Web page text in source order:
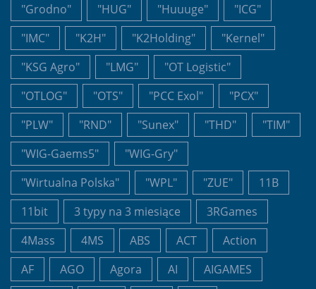
"Grodno"
"HUG" "Huuuge"
"ICG"
"IMC"
"K2H" "K2Holding"
"Kernel"
"KSG Agro"
"LMG"
"OT Logistic"
"OTLOG"
"OTS" "PCC Exol"
"PCX"
"PLW"
"RND" "Sunex" "THD"
"TIM"
"WIG-Gaems5"
"WIG-Gry"
"Wirtualna Polska"
"WPL" "ZUE"
11B
11bit
3 typy na 3 miesiące
3RGames
4Mass
4MS ABS ACT
Action
AF
AGO Agora AI
AIGAMES